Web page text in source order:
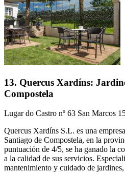
13. Quercus Xardíns:
Compostela
Lugar do Castro nº 63 San Marcos
Quercus Xardíns S.L. es una
Santiago de Compostela, en la
puntuación de 4/5, se ha ganado la
a la calidad de sus servicios.
mantenimiento y cuidado de